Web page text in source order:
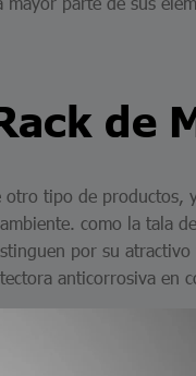
de
otro tipo de
como la tala
por su
anticorrosiva en
forma con la función,